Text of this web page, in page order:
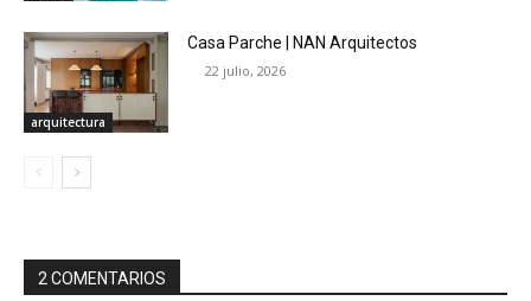
arquitectura
Casa Parche | NAN Arquitectos
22 julio, 2026
2 COMENTARIOS